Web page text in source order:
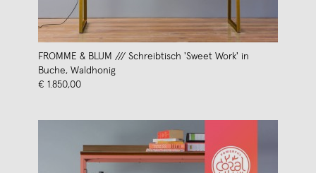
FROMME & BLUM /// Schreibtisch 'Sweet Work' in
Buche, Waldhonig
€ 1.850,00